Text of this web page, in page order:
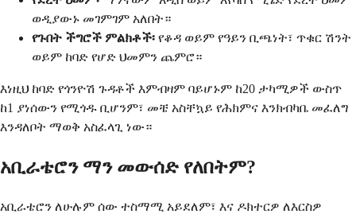
ወዲያውኑ መገምገም አለበት።
የጉበት ችግሮች ምልክቶች፡ የቆዳ ወይም የዓይን ቢጫነት፣ ጥቁር ሽንት
ወይም ከባድ የሆድ ህመምን ጨምሮ።
እነዚህ ከባድ የጎንዮሽ ጉዳቶች እምብዛም ባይሆኑም ከ20 ታካሚዎች ውስጥ
ከ1 ያነሰውን የሚጎዱ ቢሆንም፣ መቼ አስቸኳይ የሕክምና እንክብካቤ መፈለግ
እንዳለቦት ማወቅ አስፈላጊ ነው።
አቢራቴሮን ማን መውሰድ የለበትም?
አቢራቴሮን ለሁሉም ሰው ተስማሚ አይደለም፣ እና ዶክተርዎ ለእርስዎ